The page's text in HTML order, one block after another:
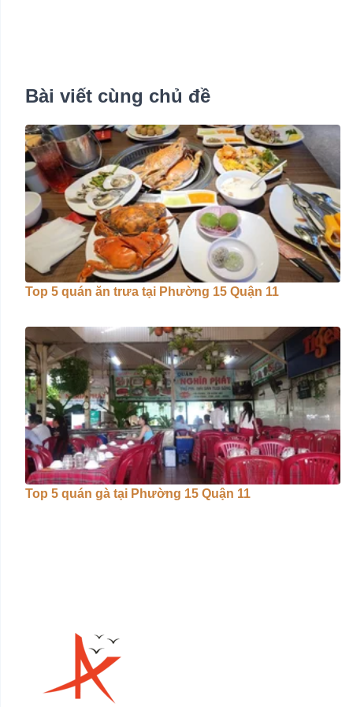
Bài viết cùng chủ đề
Top 5 quán ăn trưa tại Phường 15 Quận 11
Top 5 quán gà tại Phường 15 Quận 11